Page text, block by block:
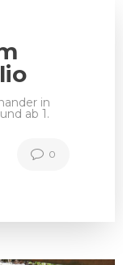
in
ab 1.
0